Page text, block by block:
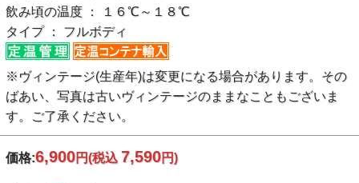
飲み頃の温度 ： １６℃～１８℃
タイプ ： フルボディ
※ヴィンテージ(生産年)は変更になる場合があります。その
ばあい、写真は古いヴィンテージのままなこともございま
す。ご了承ください。
価格:6,900円(税込 7,590円)